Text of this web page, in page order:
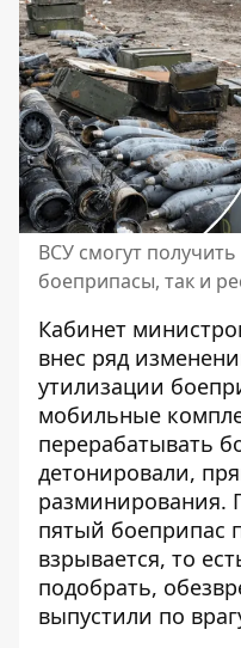
ВСУ смогут
боеприпасы, так и
Кабинет
внес ряд
утилизации
мобильные
перерабатывать
детонировали,
разминирования.
пятый боеприпас
взрывается, то
подобрать,
выпустили по